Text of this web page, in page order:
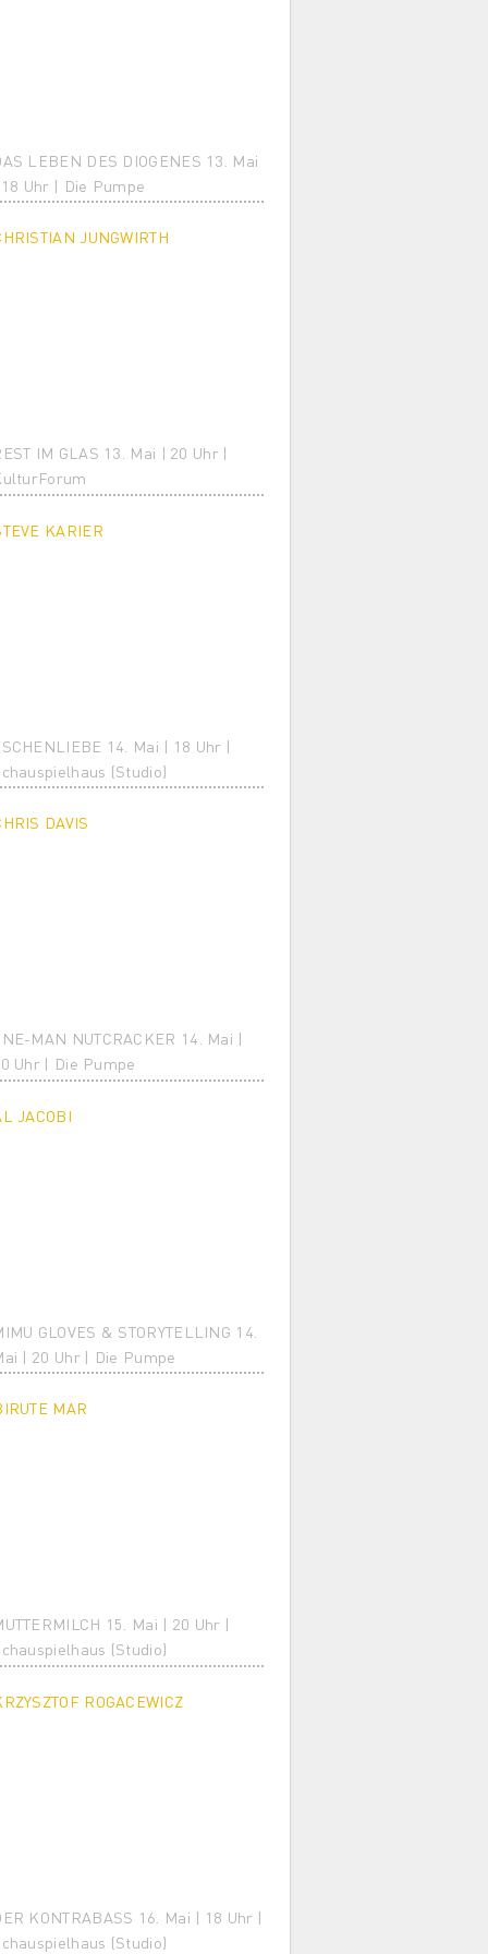
LEBEN DES DIOGENES 13. Mai
Uhr | Die Pumpe
JUNGWIRTH
IM GLAS 13. Mai | 20 Uhr |
KARIER
14. Mai | 18 Uhr |
(Studio)
DAVIS
MAN NUTCRACKER 14. Mai |
Uhr | Die Pumpe
JACOBI
GLOVES & STORYTELLING 14.
| 20 Uhr | Die Pumpe
MAR
15. Mai | 20 Uhr |
(Studio)
ROGACEWICZ
KONTRABASS 16. Mai | 18 Uhr |
(Studio)